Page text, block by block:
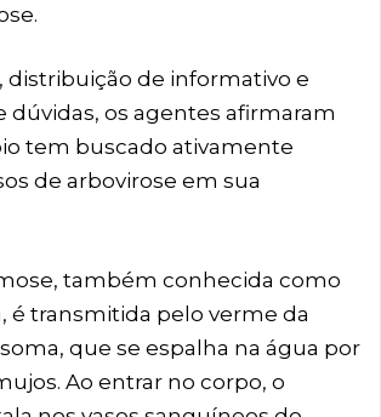
distribuição de informativo e
dúvidas, os agentes afirmaram
tem buscado ativamente
de arbovirose em sua
também conhecida como
é transmitida pelo verme da
que se espalha na água por
Ao entrar no corpo, o